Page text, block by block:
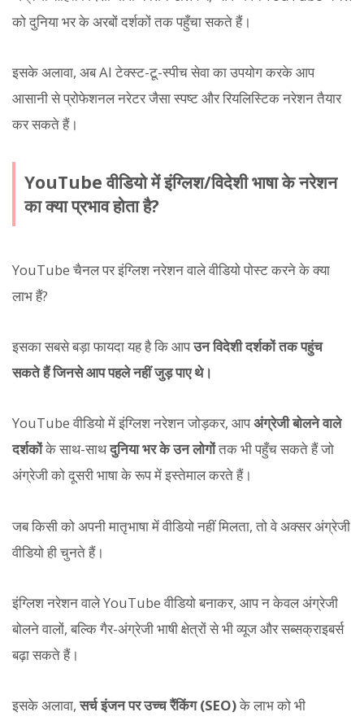
को दुनिया भर के अरबों दर्शकों तक पहुँचा सकते हैं।
इसके अलावा, अब AI टेक्स्ट-टू-स्पीच सेवा का उपयोग करके आप
आसानी से प्रोफेशनल नरेटर जैसा स्पष्ट और रियलिस्टिक नरेशन तैयार
कर सकते हैं।
YouTube वीडियो में इंग्लिश/विदेशी भाषा के नरेशन
का क्या प्रभाव होता है?
YouTube चैनल पर इंग्लिश नरेशन वाले वीडियो पोस्ट करने के क्या
लाभ हैं?
इसका सबसे बड़ा फायदा यह है कि आपउन विदेशी दर्शकों तक पहुंच
सकते हैं जिनसे आप पहले नहीं जुड़ पाए थे।
YouTube वीडियो में इंग्लिश नरेशन जोड़कर, आपअंग्रेजी बोलने वाले
दर्शकोंके साथ-साथदुनिया भर के उन लोगोंतक भी पहुँच सकते हैं जो
अंग्रेजी को दूसरी भाषा के रूप में इस्तेमाल करते हैं।
जब किसी को अपनी मातृभाषा में वीडियो नहीं मिलता, तो वे अक्सर अंग्रेजी
वीडियो ही चुनते हैं।
इंग्लिश नरेशन वाले YouTube वीडियो बनाकर, आप न केवल अंग्रेजी
बोलने वालों, बल्कि गैर-अंग्रेजी भाषी क्षेत्रों से भी व्यूज और सब्सक्राइबर्स
बढ़ा सकते हैं।
इसके अलावा,सर्च इंजन पर उच्च रैंकिंग (SEO)के लाभ को भी